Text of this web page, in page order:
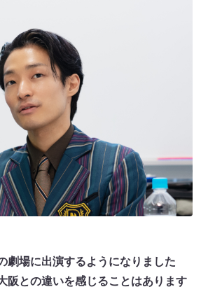
場に出演するようになりました
阪との違いを感じることはあります